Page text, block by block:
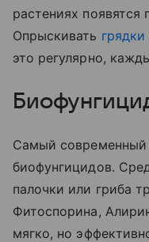
растениях появятся
Опрыскивать грядки
это регулярно,
Самый
биофунгицидов.
палочки или гриба
Фитоспорина,
мягко, но